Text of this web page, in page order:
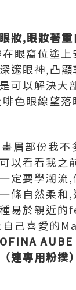
妝,眼妝著
眼窩位塗上
邃眼神,凸顯
可以解決大
啡色眼線望
畫眉部份我不
以看看我之
定要學潮流
條自然柔和,
易於親近的
自己喜愛的
連專用粉